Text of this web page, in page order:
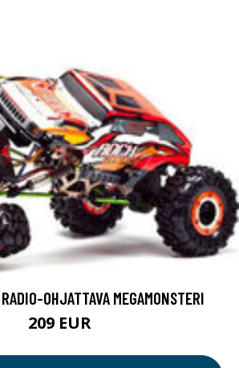
OHJATTAVA MEGAMONSTERI
209 EUR